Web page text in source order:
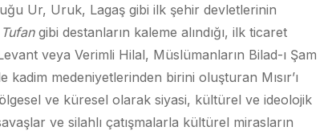
Ur, Uruk, Lagaş gibi ilk şehir devletlerinin
Tufan gibi destanların kaleme alındığı, ilk ticaret
veya Verimli Hilal, Müslümanların Bilad-ı Şam
medeniyetlerinden birini oluşturan Mısır’ı
ve küresel olarak siyasi, kültürel ve ideolojik
ve silahlı çatışmalarla kültürel mirasların